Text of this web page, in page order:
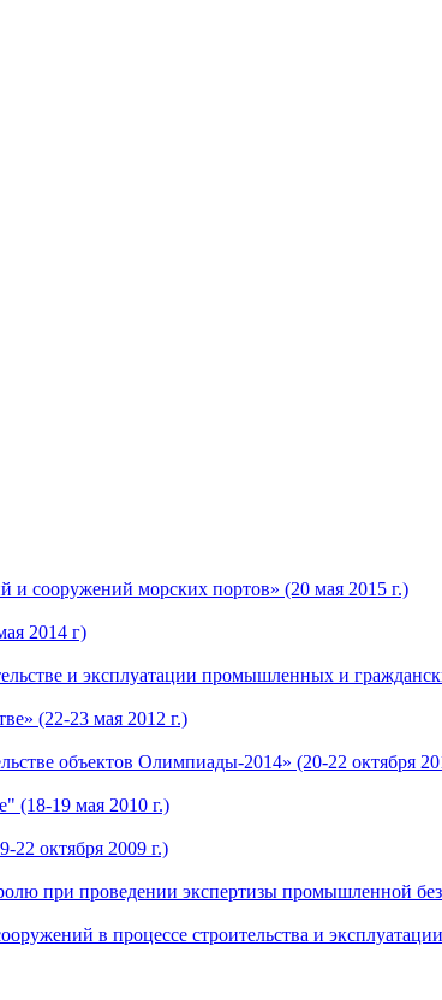
и сооружений морских портов» (20 мая 2015 г.)
2014 г)
и эксплуатации промышленных и
(22-23 мая 2012 г.)
объектов Олимпиады-2014» (20-22 октября
(18-19 мая 2010 г.)
октября 2009 г.)
при проведении экспертизы промышленной
в процессе строительства и